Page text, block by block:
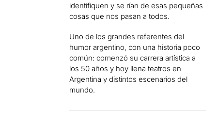
identifiquen y se rían de esas pequeñas
cosas que nos pasan a todos.
Uno de los grandes referentes del
humor argentino, con una historia poco
común: comenzó su carrera artística a
los 50 años y hoy llena teatros en
Argentina y distintos escenarios del
mundo.